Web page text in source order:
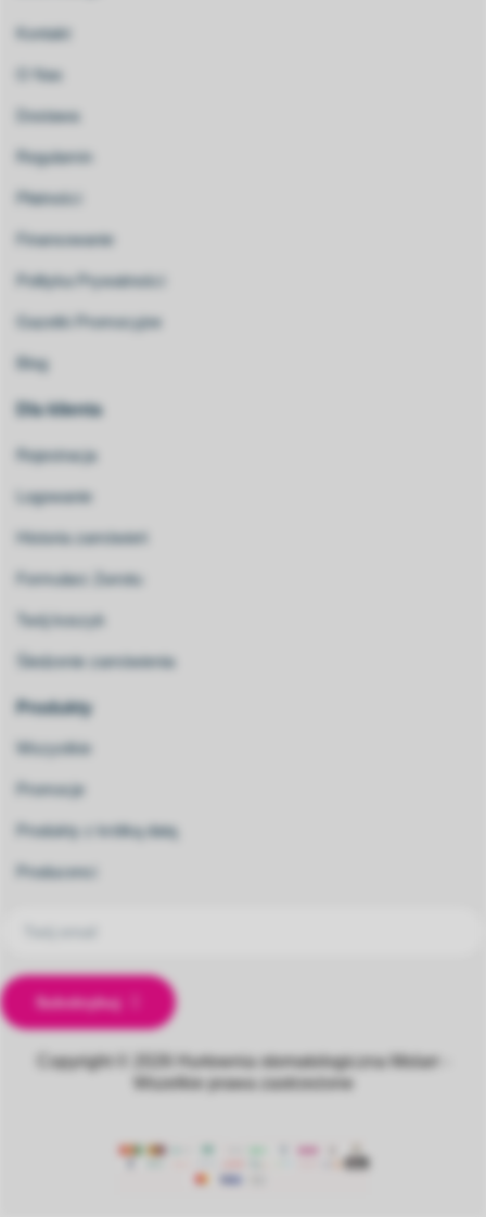
Kontakt
O Nas
Dostawa
Regulamin
Płatności
Finansowanie
Polityka Prywatności
Gazetki Promocyjne
Blog
Dla klienta
Rejestracja
Logowanie
Historia zamówień
Formularz Zwrotu
Twój koszyk
Śledzenie zamówienia
Produkty
Wszystkie
Promocje
Produkty z krótką datą
Producenci
Subskrybuj
Copyright © 2026
Hurtownia stomatologiczna Molarr -
Wszelkie prawa zastrzeżone